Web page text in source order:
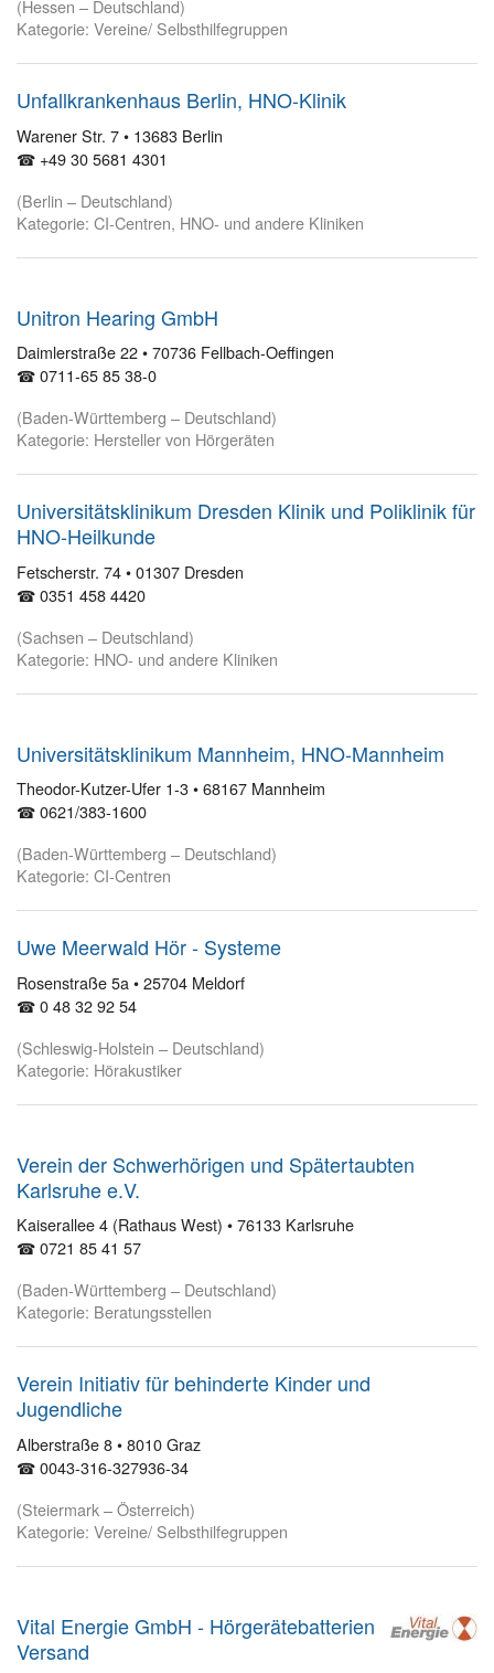
(Hessen – Deutschland)
Kategorie: Vereine/ Selbsthilfegruppen
Unfallkrankenhaus Berlin, HNO-Klinik
Warener Str. 7 • 13683 Berlin
☎ +49 30 5681 4301
(Berlin – Deutschland)
Kategorie: CI-Centren, HNO- und andere Kliniken
Unitron Hearing GmbH
Daimlerstraße 22 • 70736 Fellbach-Oeffingen
☎ 0711-65 85 38-0
(Baden-Württemberg – Deutschland)
Kategorie: Hersteller von Hörgeräten
Universitätsklinikum Dresden Klinik und Poliklinik für
HNO-Heilkunde
Fetscherstr. 74 • 01307 Dresden
☎ 0351 458 4420
(Sachsen – Deutschland)
Kategorie: HNO- und andere Kliniken
Universitätsklinikum Mannheim, HNO-Mannheim
Theodor-Kutzer-Ufer 1-3 • 68167 Mannheim
☎ 0621/383-1600
(Baden-Württemberg – Deutschland)
Kategorie: CI-Centren
Uwe Meerwald Hör - Systeme
Rosenstraße 5a • 25704 Meldorf
☎ 0 48 32 92 54
(Schleswig-Holstein – Deutschland)
Kategorie: Hörakustiker
Verein der Schwerhörigen und Spätertaubten
Karlsruhe e.V.
Kaiserallee 4 (Rathaus West) • 76133 Karlsruhe
☎ 0721 85 41 57
(Baden-Württemberg – Deutschland)
Kategorie: Beratungsstellen
Verein Initiativ für behinderte Kinder und
Jugendliche
Alberstraße 8 • 8010 Graz
☎ 0043-316-327936-34
(Steiermark – Österreich)
Kategorie: Vereine/ Selbsthilfegruppen
Vital Energie GmbH - Hörgerätebatterien
Versand